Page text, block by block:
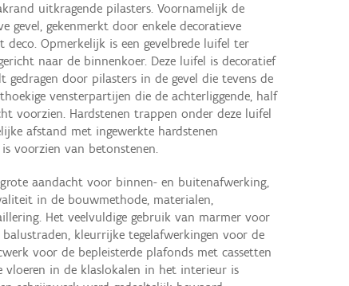
uitkragende pilasters. Voornamelijk de
gevel, gekenmerkt door enkele decoratieve
Opmerkelijk is een gevelbrede luifel ter
naar de binnenkoer. Deze luifel is decoratief
gedragen door pilasters in de gevel die tevens de
vensterpartijen die de achterliggende, half
voorzien. Hardstenen trappen onder deze luifel
afstand met ingewerkte hardstenen
voorzien van betonstenen.
aandacht voor binnen- en buitenafwerking,
in de bouwmethode, materialen,
Het veelvuldige gebruik van marmer voor
kleurrijke tegelafwerkingen voor de
voor de bepleisterde plafonds met cassetten
in de klaslokalen in het interieur is